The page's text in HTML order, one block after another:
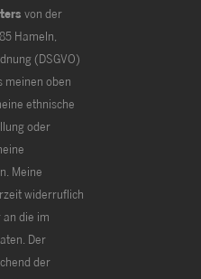
von der
Hameln,
(DSGVO)
meinen oben
ethnische
oder
Meine
widerruflich
an die im
Der
der